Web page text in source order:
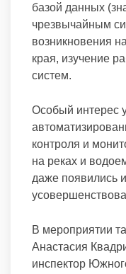
базой данных
чрезвычайным
возникновения
края, изучение
систем.
Особый интерес
контроля и
на реках и
даже появились
В мероприятии
Анастасия
инспектор